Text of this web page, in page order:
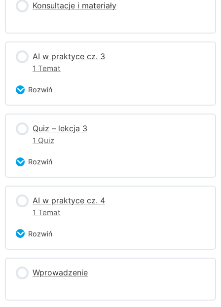
Konsultacje i materiały
AI w praktyce cz. 3
1 Temat
Rozwiń
Zagadnienie Content
0% ukończono 0/1 części
Quiz – lekcja 3
1 Quiz
Rozwiń
Zagadnienie Content
Quiz
AI w praktyce cz. 4
1 Temat
Rozwiń
Zagadnienie Content
0% ukończono 0/1 części
Pobierz pliki ćwiczeń Week 4
Wprowadzenie